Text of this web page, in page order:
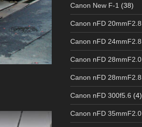
Canon New F-1 (38)
Canon nFD 20mmF2.8
Canon nFD 24mmF2.8
Canon nFD 28mmF2.0
Canon nFD 28mmF2.8
Canon nFD 300f5.6 (4)
Canon nFD 35mmF2.0